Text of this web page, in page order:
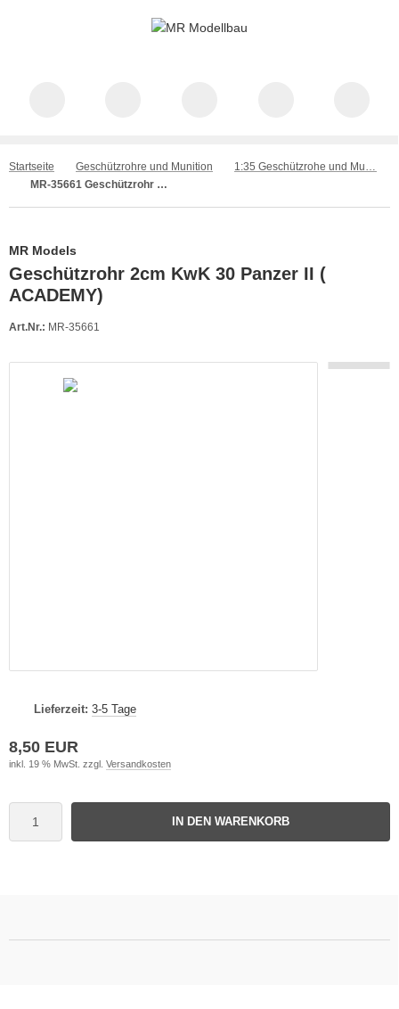
Startseite Geschützrohre und Munition
1:35 Geschützrohe und Munition
MR-35661 Geschützrohr 2cm KwK 30 Panzer II ( ACADEMY)
MR Models
Geschützrohr 2cm KwK 30 Panzer II (
ACADEMY)
Art.Nr.: MR-35661
Lieferzeit: 3-5 Tage
8,50 EUR
inkl. 19 % MwSt. zzgl. Versandkosten
IN DEN WARENKORB